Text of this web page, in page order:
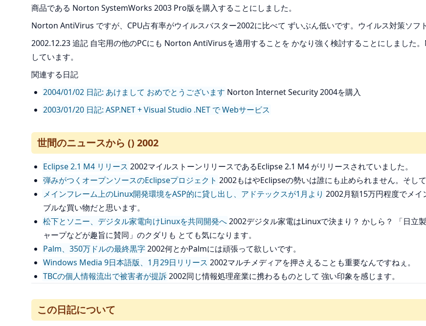
商品である Norton SystemWorks 2003 Pro版を購入することにしました。
Norton AntiVirus ですが、CPU占有率がウイルスバスター2002に比べて ずいぶん低いです。ウイルス対策ソフ
2002.12.23 追記 自宅用の他のPCにも Norton AntiVirusを適用することを かなり強く検討することにしました
しています。
関連する日記
2004/01/02 日記: あけまして おめでとうございます Norton Internet Security 2004を購入
2003/01/20 日記: ASP.NET + Visual Studio .NET で Webサービス
世間のニュースから () 2002
Eclipse 2.1 M4 リリース 2002マイルストーンリリースであるEclipse 2.1 M4 がリリースされていました。
弾みがつくオープンソースのEclipseプロジェクト 2002もはやEclipseの勢いは誰にも止められません。そし
メインフレーム上のLinux開発環境をASP的に貸し出し、アドテックスが1月より 2002月額15万円程度でメ
ブルな買い物だと思います。
松下とソニー、デジタル家電向けLinuxを共同開発へ2002デジタル家電はLinuxで決まり？ かしら？ 「日立
ャープなどが趣旨に賛同」のクダリも とても気になります。
Palm、350万ドルの最終黒字2002何とかPalmには頑張って欲しいです。
Windows Media 9日本語版、1月29日リリース 2002マルチメディアを押さえることも重要なんですねぇ。
TBCの個人情報流出で被害者が提訴2002同じ情報処理産業に携わるものとして 強い印象を感じます。
この日記について